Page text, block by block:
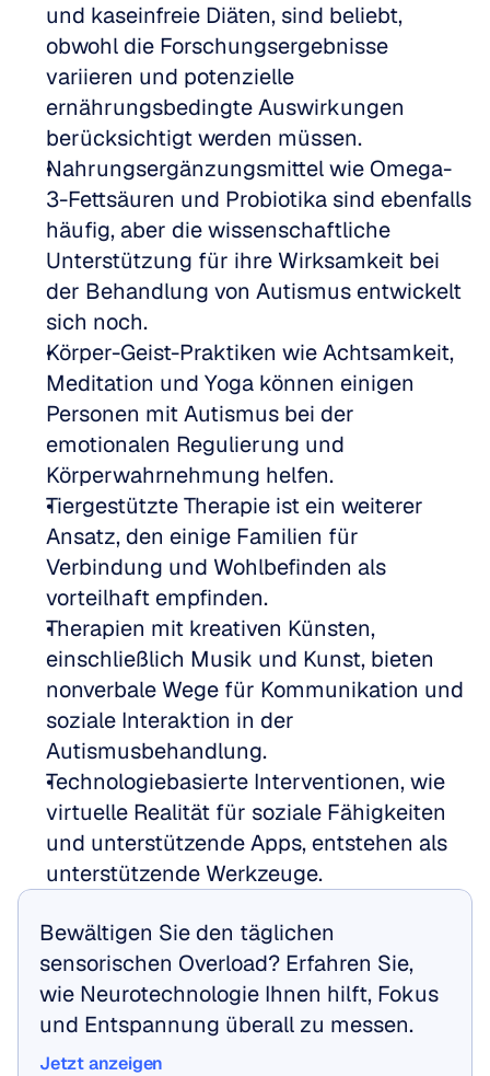
und kaseinfreie Diäten, sind beliebt,
obwohl die Forschungsergebnisse
variieren und potenzielle
ernährungsbedingte Auswirkungen
berücksichtigt werden müssen.
Nahrungsergänzungsmittel wie Omega-
3-Fettsäuren und Probiotika sind ebenfalls
häufig, aber die wissenschaftliche
Unterstützung für ihre Wirksamkeit bei
der Behandlung von Autismus entwickelt
sich noch.
Körper-Geist-Praktiken wie Achtsamkeit,
Meditation und Yoga können einigen
Personen mit Autismus bei der
emotionalen Regulierung und
Körperwahrnehmung helfen.
Tiergestützte Therapie ist ein weiterer
Ansatz, den einige Familien für
Verbindung und Wohlbefinden als
vorteilhaft empfinden.
Therapien mit kreativen Künsten,
einschließlich Musik und Kunst, bieten
nonverbale Wege für Kommunikation und
soziale Interaktion in der
Autismusbehandlung.
Technologiebasierte Interventionen, wie
virtuelle Realität für soziale Fähigkeiten
und unterstützende Apps, entstehen als
unterstützende Werkzeuge.
Bewältigen Sie den täglichen
sensorischen Overload? Erfahren Sie,
wie Neurotechnologie Ihnen hilft, Fokus
und Entspannung überall zu messen.
Jetzt anzeigen